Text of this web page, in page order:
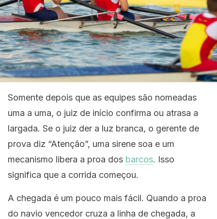
Somente depois que as equipes são nomeadas
uma a uma, o juiz de início confirma ou atrasa a
largada. Se o juiz der a luz branca, o gerente de
prova diz “Atenção”, uma sirene soa e um
mecanismo libera a proa dos barcos. Isso
significa que a corrida começou.
A chegada é um pouco mais fácil. Quando a proa
do navio vencedor cruza a linha de chegada, a